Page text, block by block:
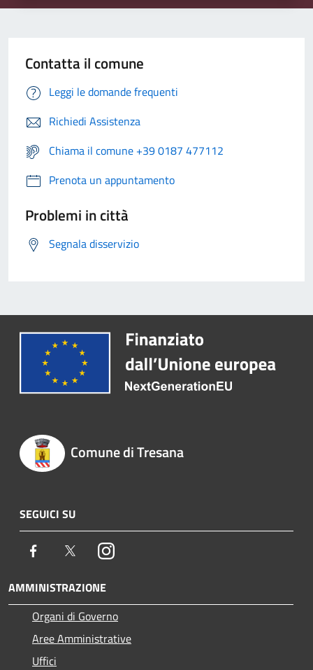
Contatta il comune
Leggi le domande frequenti
Richiedi Assistenza
Chiama il comune +39 0187 477112
Prenota un appuntamento
Problemi in città
Segnala disservizio
Comune di Tresana
SEGUICI SU
Facebook TwitterInstagram
AMMINISTRAZIONE
Organi di Governo
Aree Amministrative
Uffici